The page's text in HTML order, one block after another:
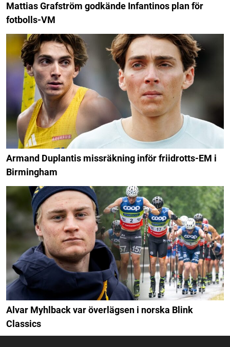
Mattias Grafström godkände Infantinos plan för
fotbolls-VM
Armand Duplantis missräkning inför friidrotts-EM i
Birmingham
Alvar Myhlback var överlägsen i norska Blink
Classics